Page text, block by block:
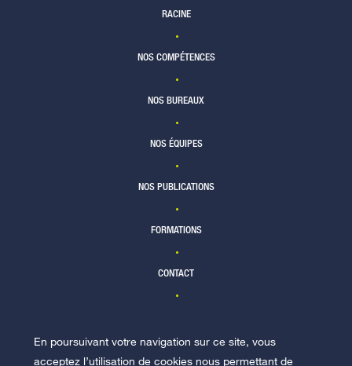
RACINE
NOS COMPÉTENCES
NOS BUREAUX
NOS ÉQUIPES
NOS PUBLICATIONS
FORMATIONS
CONTACT
NOUS REJOINDRE
En poursuivant votre navigation sur ce site, vous
acceptez l’utilisation de cookies nous permettant de